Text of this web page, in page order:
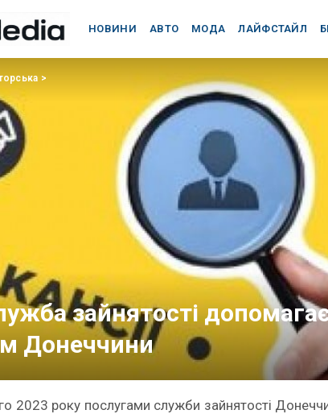
НОВИНИ АВТО МОДА ЛАЙФСТАЙЛ
>
зайнятості
Донеччини
2023 року послугами служби зайнятості